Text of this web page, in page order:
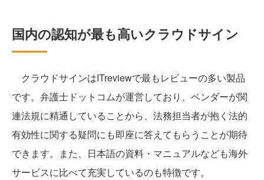
国内の認知が最も高いクラウドサイン
クラウドサインはITreviewで最もレビューの多い製品
です。弁護士ドットコムが運営しており、ベンダーが関
連法規に精通していることから、法務担当者が抱く法的
有効性に関する疑問にも即座に答えてもらうことが期待
できます。また、日本語の資料・マニュアルなども海外
サービスに比べて充実しているのも特徴です。